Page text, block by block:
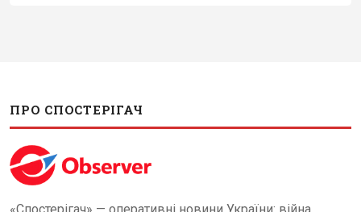
ПРО СПОСТЕРІГАЧ